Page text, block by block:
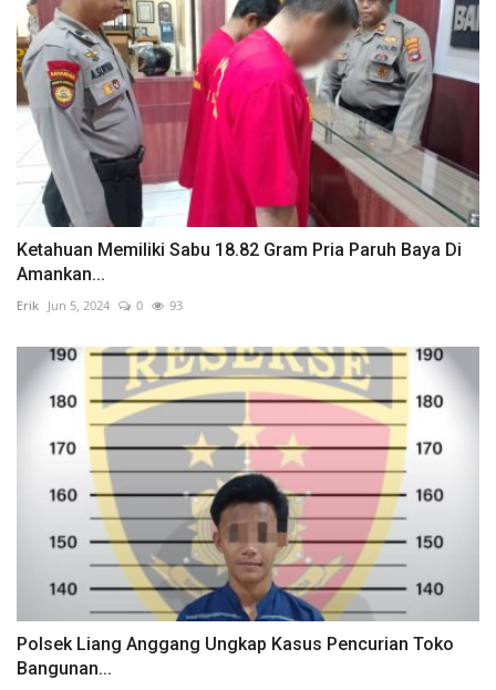
Ketahuan Memiliki Sabu 18.82 Gram Pria Paruh Baya Di
Amankan...
Erik Jun 5, 2024 0 93
Polsek Liang Anggang Ungkap Kasus Pencurian Toko
Bangunan...